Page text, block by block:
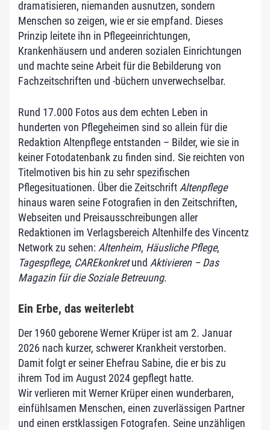
dramatisieren, niemanden ausnutzen, sondern
Menschen so zeigen, wie er sie empfand. Dieses
Prinzip leitete ihn in Pflegeeinrichtungen,
Krankenhäusern und anderen sozialen Einrichtungen
und machte seine Arbeit für die Bebilderung von
Fachzeitschriften und -büchern unverwechselbar.
Rund 17.000 Fotos aus dem echten Leben in
hunderten von Pflegeheimen sind so allein für die
Redaktion Altenpflege entstanden – Bilder, wie sie in
keiner Fotodatenbank zu finden sind. Sie reichten von
Titelmotiven bis hin zu sehr spezifischen
Pflegesituationen. Über die Zeitschrift Altenpflege
hinaus waren seine Fotografien in den Zeitschriften,
Webseiten und Preisausschreibungen aller
Redaktionen im Verlagsbereich Altenhilfe des Vincentz
Network zu sehen: Altenheim, Häusliche Pflege,
Tagespflege, CAREkonkretund Aktivieren – Das
Magazin für die Soziale Betreuung.
Ein Erbe, das weiterlebt
Der 1960 geborene Werner Krüper ist am 2. Januar
2026 nach kurzer, schwerer Krankheit verstorben.
Damit folgt er seiner Ehefrau Sabine, die er bis zu
ihrem Tod im August 2024 gepflegt hatte.
Wir verlieren mit Werner Krüper einen wunderbaren,
einfühlsamen Menschen, einen zuverlässigen Partner
und einen erstklassigen Fotografen. Seine unzähligen